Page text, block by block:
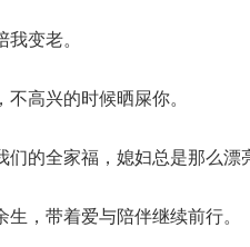
变老。
高兴的时候晒屎你。
的全家福，媳妇总是那么漂
，带着爱与陪伴继续前行。